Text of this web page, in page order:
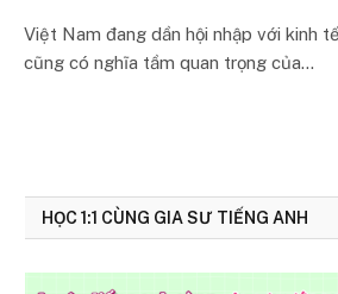
Việt Nam đang dần hội nhập với kinh
cũng có nghĩa tầm quan trọng của…
HỌC 1:1 CÙNG GIA SƯ TIẾNG ANH